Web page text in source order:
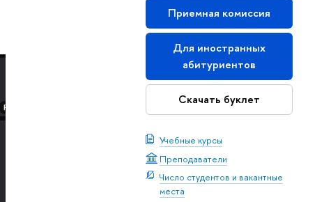
Приемная комиссия
Для иностранных
абитуриентов
Скачать буклет
Учебные курсы
Преподаватели
Число студентов и вакантные
места